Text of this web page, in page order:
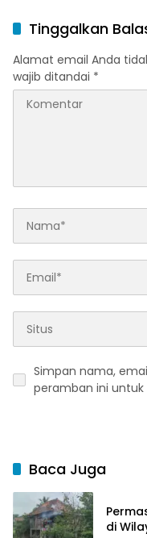
Tinggalkan
Alamat email Anda
wajib ditandai *
Simpan nama,
peramban ini
Baca Juga
di